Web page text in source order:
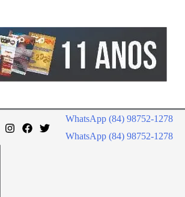
WhatsApp (84) 98752-1278
WhatsApp (84) 98752-1278